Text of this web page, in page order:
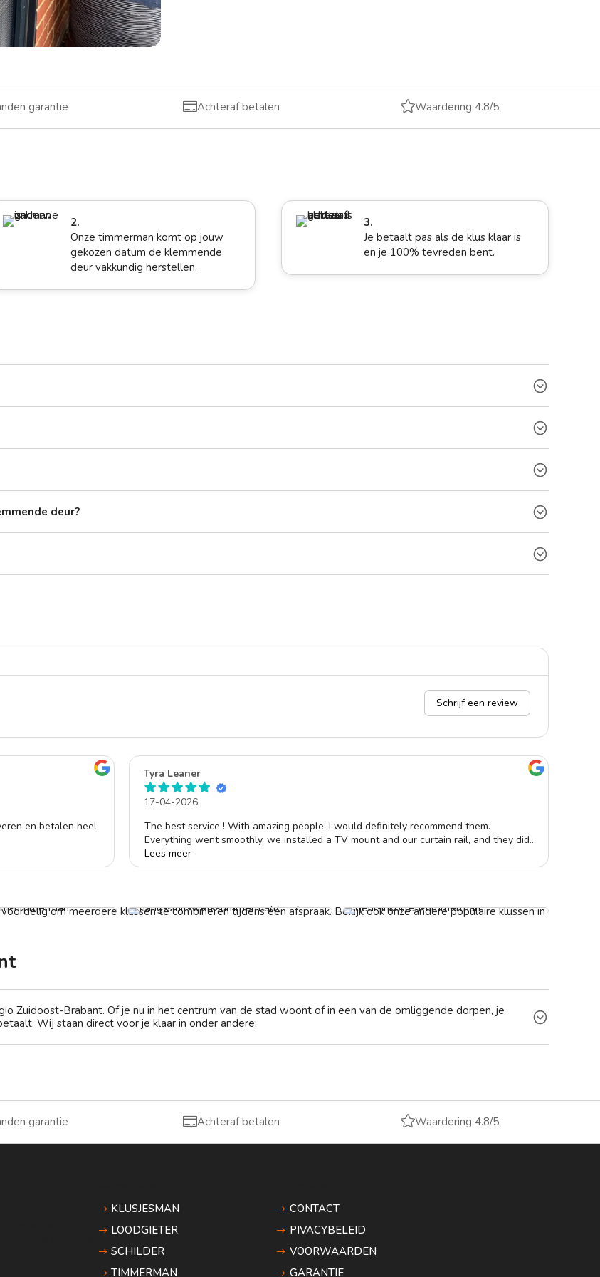
garantie Achteraf betalen Waardering 4.8/5
2.
Onze timmerman komt op jouw
gekozen datum de klemmende
deur vakkundig herstellen.
3.
Je betaalt pas als de klus klaar is
en je 100% tevreden bent.
deur?
Schrijf een review
en betalen heel
Tyra Leaner
17-04-2026
The best service ! With amazing people, I would definitely recommend them.
Everything went smoothly, we installed a TV mount and our curtain rail, and they did
such a great job.🙏🏾
Will definitely be using Klussi for good🤗!
Lees meer
om meerdere klussen te combineren tijdens één afspraak. Bekijk ook onze andere populaire klussen in
Zuidoost-Brabant. Of je nu in het centrum van de stad woont of in een van de omliggende dorpen, je
Wij staan direct voor je klaar in onder andere:
garantie Achteraf betalen Waardering 4.8/5
KLUSJESMAN
LOODGIETER
SCHILDER
TIMMERMAN
CONTACT
PIVACYBELEID
VOORWAARDEN
GARANTIE